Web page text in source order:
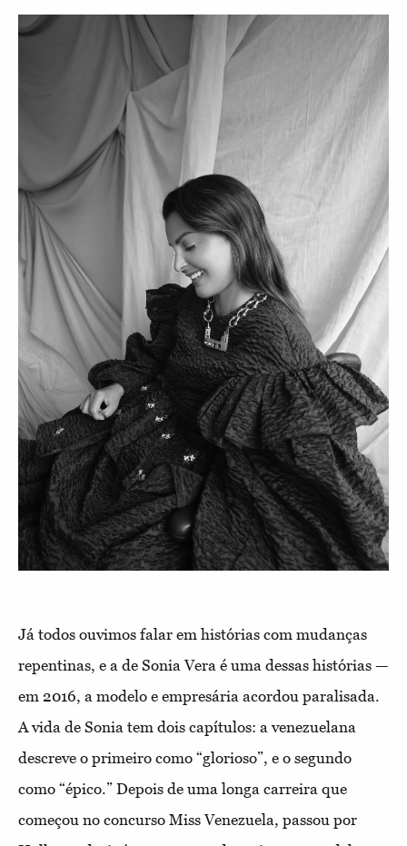
Já todos ouvimos falar em histórias com mudanças
repentinas, e a de Sonia Vera é uma dessas histórias —
em 2016, a modelo e empresária acordou paralisada.
A vida de Sonia tem dois capítulos: a venezuelana
descreve o primeiro como “glorioso”, e o segundo
como “épico.” Depois de uma longa carreira que
começou no concurso Miss Venezuela, passou por